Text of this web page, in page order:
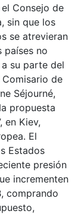
Consejo de
sin que los
se atrevieran
países no
su parte del
de
Séjourné,
propuesta
en Kiev,
El
Estados
presión
incrementen
comprando